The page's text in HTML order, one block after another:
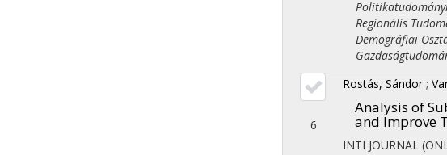
Politikatudományi
Regionális
Demográfiai
6
Rostás, Sándor ;
Analysis of
and Improve
INTI JOURNAL